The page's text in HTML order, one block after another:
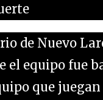
de Nuevo
el equipo fue
que